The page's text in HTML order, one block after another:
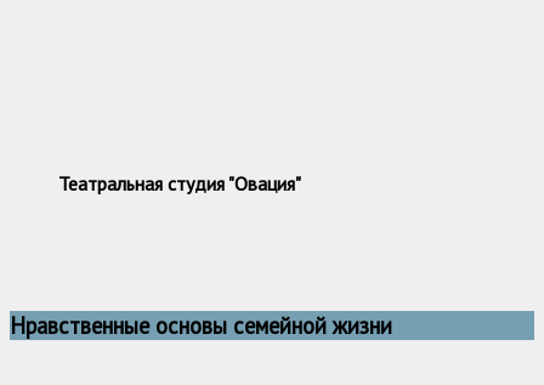
Театральная студия "Овация"
Нравственные основы семейной жизни